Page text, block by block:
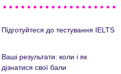
Підготуйтеся до тестування IELTS
Ваші результати: коли і як
дізнатися свої бали